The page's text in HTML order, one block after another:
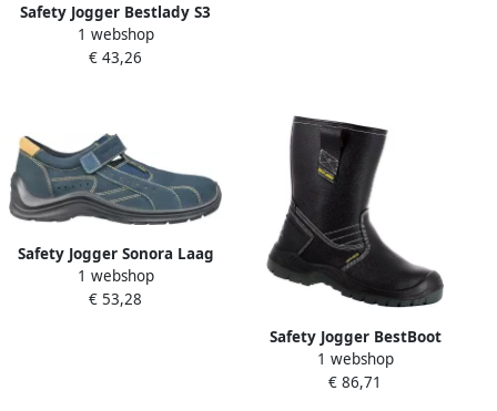
Safety Jogger Bestlady S3
Zwart 11.118.028.36
1 webshop
€ 43,26
Safety Jogger Sonora Laag
S1P Blauw Geel
00.118.030.46
1 webshop
€ 53,28
Safety Jogger BestBoot
Laars Hoog S3 Zwart
00.118.032.46
1 webshop
€ 86,71